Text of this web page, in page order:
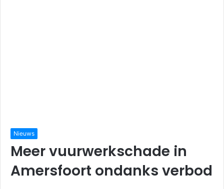
Nieuws
Meer vuurwerkschade in
Amersfoort ondanks verbod